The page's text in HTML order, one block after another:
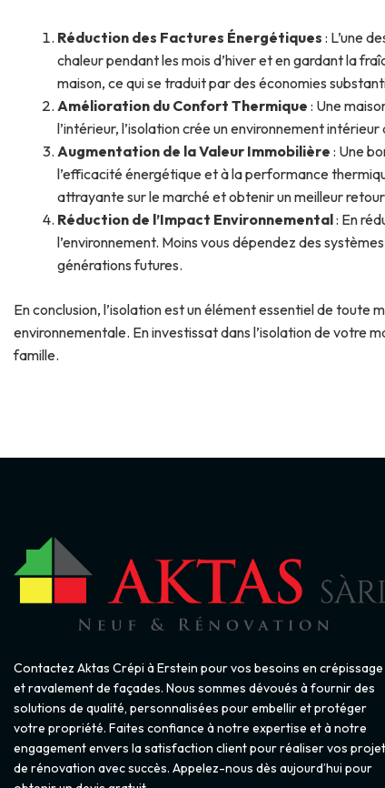
Réduction des Factures Énergétiques : L’une
chaleur pendant les mois d’hiver et en gardant la
maison, ce qui se traduit par des économies
Amélioration du Confort Thermique : Une
l’intérieur, l’isolation crée un environnement
Augmentation de la Valeur Immobilière : Une
l’efficacité énergétique et à la performance
attrayante sur le marché et obtenir un meilleur
Réduction de l’Impact Environnemental: En
l’environnement. Moins vous dépendez des
générations futures.
En conclusion, l’isolation est un élément essentiel de
environnementale. En investissat dans l’isolation de votre
famille.
Contactez Aktas Crépi à Erstein pour vos besoins en crépissage
et ravalement de façades. Nous sommes dévoués à fournir des
solutions de qualité, personnalisées pour embellir et protéger
votre propriété. Faites confiance à notre expertise et à notre
engagement envers la satisfaction client pour réaliser vos
de rénovation avec succès. Appelez-nous dès aujourd’hui pour